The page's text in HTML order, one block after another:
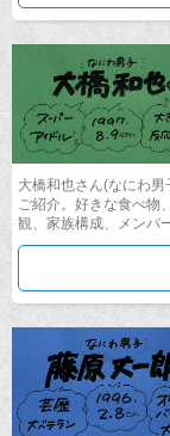
大橋和也さん(なにわ
ご紹介。好きな食べ物
観、家族構成、メンバ